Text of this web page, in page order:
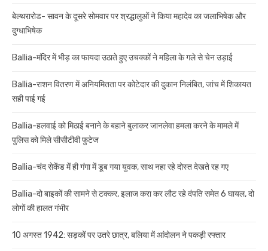
बेल्थरारोड- सावन के दूसरे सोमवार पर श्रद्धालुओं ने किया महादेव का जलाभिषेक और
दुग्धाभिषेक
Ballia-मंदिर में भीड़ का फायदा उठाते हुए उचक्कों ने महिला के गले से चेन उड़ाई
Ballia-राशन वितरण में अनियमितता पर कोटेदार की दुकान निलंबित, जांच में शिकायत
सही पाई गई
Ballia-हलवाई को मिठाई बनाने के बहाने बुलाकर जानलेवा हमला करने के मामले में
पुलिस को मिले सीसीटीवी फुटेज
Ballia-चंद सेकेंड में ही गंगा में डूब गया युवक, साथ नहा रहे दोस्त देखते रह गए
Ballia-दो बाइकों की सामने से टक्कर, इलाज करा कर लौट रहे दंपति समेत 6 घायल, दो
लोगों की हालत गंभीर
10 अगस्त 1942: सड़कों पर उतरे छात्र, बलिया में आंदोलन ने पकड़ी रफ्तार